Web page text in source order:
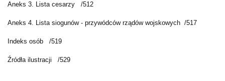
Aneks 3. Lista cesarzy /512
Aneks 4. Lista siogunów - przywódców rządów wojskowych /517
Indeks osób /519
Źródła ilustracji /529